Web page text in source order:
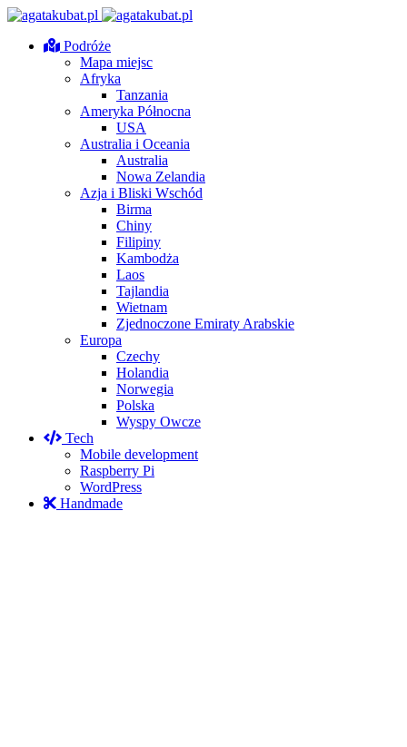
Podróże
Mapa miejsc
Afryka
Tanzania
Ameryka Północna
USA
Australia i Oceania
Australia
Nowa Zelandia
Azja i Bliski Wschód
Birma
Chiny
Filipiny
Kambodża
Laos
Tajlandia
Wietnam
Zjednoczone Emiraty Arabskie
Europa
Czechy
Holandia
Norwegia
Polska
Wyspy Owcze
Tech
Mobile development
Raspberry Pi
WordPress
Handmade